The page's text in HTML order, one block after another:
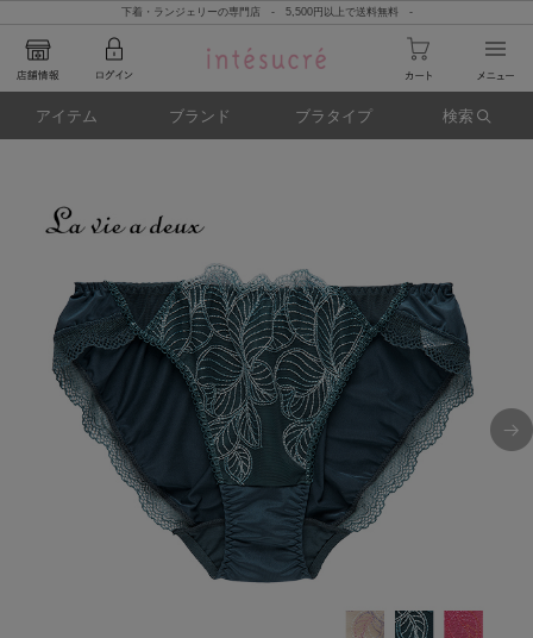
下着・ランジェリーの専門店 - 5,500円以上で送料無料 -
アイテム ブランド ブラタイプ 検索